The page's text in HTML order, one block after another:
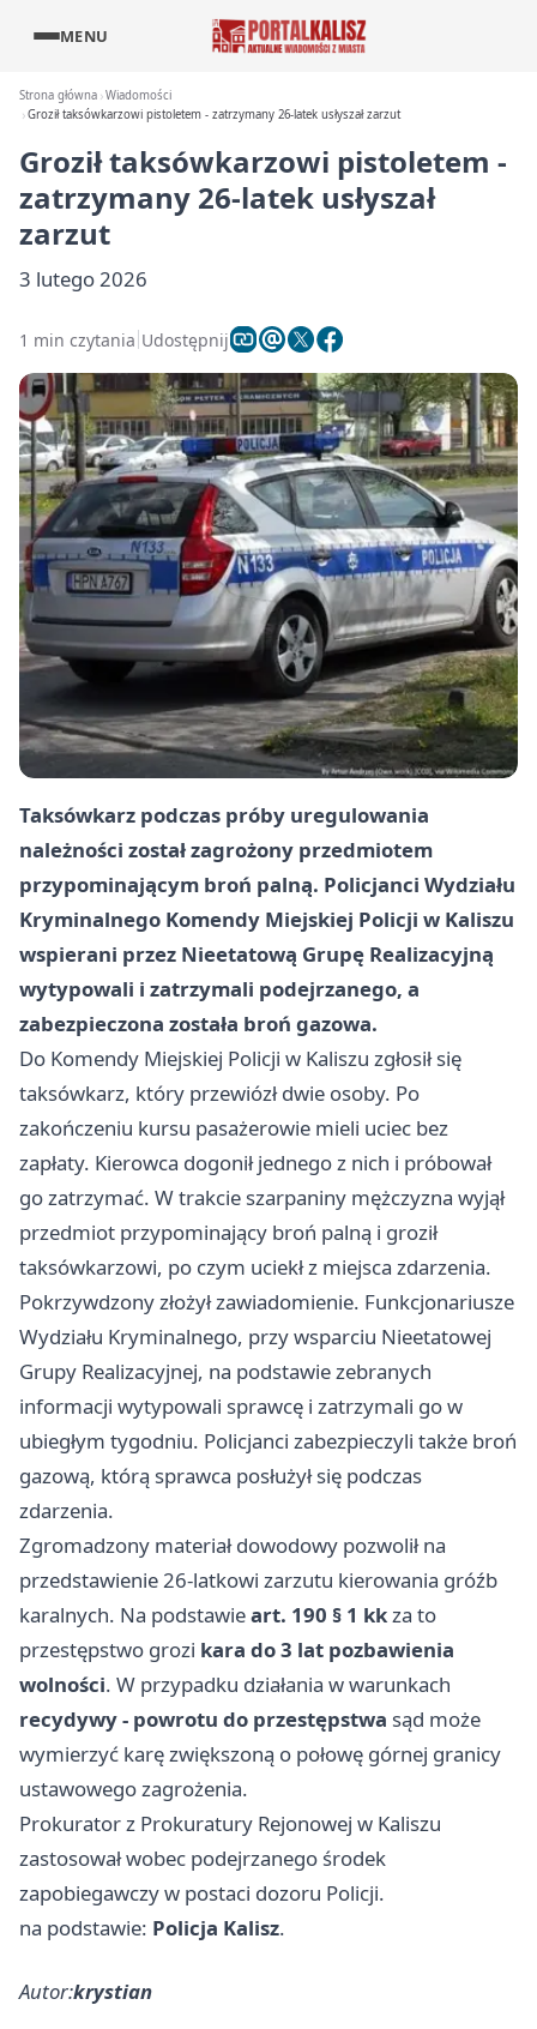
MENU
Strona główna Wiadomości
Groził taksówkarzowi pistoletem - zatrzymany 26-latek usłyszał zarzut
Groził taksówkarzowi pistoletem -
zatrzymany 26-latek usłyszał
zarzut
3 lutego 2026
1 min czytania Udostępnij
Taksówkarz podczas próby uregulowania
należności został zagrożony przedmiotem
przypominającym broń palną. Policjanci Wydziału
Kryminalnego Komendy Miejskiej Policji w Kaliszu
wspierani przez Nieetatową Grupę Realizacyjną
wytypowali i zatrzymali podejrzanego, a
zabezpieczona została broń gazowa.
Do Komendy Miejskiej Policji w Kaliszu zgłosił się
taksówkarz, który przewiózł dwie osoby. Po
zakończeniu kursu pasażerowie mieli uciec bez
zapłaty. Kierowca dogonił jednego z nich i próbował
go zatrzymać. W trakcie szarpaniny mężczyzna wyjął
przedmiot przypominający broń palną i groził
taksówkarzowi, po czym uciekł z miejsca zdarzenia.
Pokrzywdzony złożył zawiadomienie. Funkcjonariusze
Wydziału Kryminalnego, przy wsparciu Nieetatowej
Grupy Realizacyjnej, na podstawie zebranych
informacji wytypowali sprawcę i zatrzymali go w
ubiegłym tygodniu. Policjanci zabezpieczyli także broń
gazową, którą sprawca posłużył się podczas
zdarzenia.
Zgromadzony materiał dowodowy pozwolił na
przedstawienie 26-latkowi zarzutu kierowania gróźb
karalnych. Na podstawieart. 190 § 1 kkza to
przestępstwo grozi kara do 3 lat pozbawienia
wolności. W przypadku działania w warunkach
recydywy - powrotu do przestępstwa sąd może
wymierzyć karę zwiększoną o połowę górnej granicy
ustawowego zagrożenia.
Prokurator z Prokuratury Rejonowej w Kaliszu
zastosował wobec podejrzanego środek
zapobiegawczy w postaci dozoru Policji.
na podstawie: Policja Kalisz.
Autor:krystian